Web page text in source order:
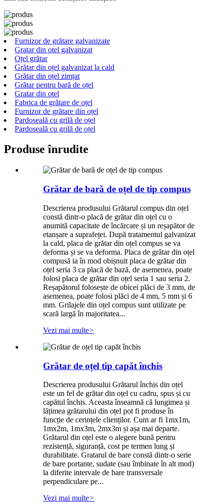
Furnizor de grătare galvanizate
Gratar din otel galvanizat
Oțel grătar
Grătar din oțel galvanizat la cald
Grătar din oțel zimțat
Grătar pentru bară de oțel
Gratar din otel
Fabrica de grătare de oțel
Furnizor de grătare din oțel
Pardoseală cu grilă de oțel
Pardoseală cu grilă de oțel
Produse înrudite
Grătar de bară de oțel de tip compus
Descrierea produsului Grătarul compus din oțel
constă dintr-o placă de grătar din oțel cu o
anumită capacitate de încărcare și un reșapător de
etanșare a suprafeței. După tratamentul galvanizat
la cald, placa de grătar din oțel compus se va
deforma și se va deforma. Placa de grătar din oțel
compusă ia în mod obișnuit placa de grătar din
oțel seria 3 ca placă de bază, de asemenea, poate
folosi placa de grătar din oțel seria 1 sau seria 2.
Reșapătorul folosește de obicei plăci de 3 mm, de
asemenea, poate folosi plăci de 4 mm, 5 mm și 6
mm. Grilajele din oțel compus sunt utilizate pe
scară largă în majoritatea...
Vezi mai multe>
Grătar de oțel tip capăt închis
Descrierea produsului Grătarul închis din oțel
este un fel de grătar din oțel cu cadru, spus și cu
capătul închis. Aceasta înseamnă că lungimea și
lățimea grătarului din oțel pot fi produse în
funcție de cerințele clienților. Cum ar fi 1mx1m,
1mx2m, 1mx3m, 2mx3m și așa mai departe.
Grătarul din oțel este o alegere bună pentru
rezistență, siguranță, cost pe termen lung și
durabilitate. Gratarul de bare constă dintr-o serie
de bare portante, sudate (sau îmbinate în alt mod)
la diferite intervale de bare transversale
perpendiculare pe...
Vezi mai multe>